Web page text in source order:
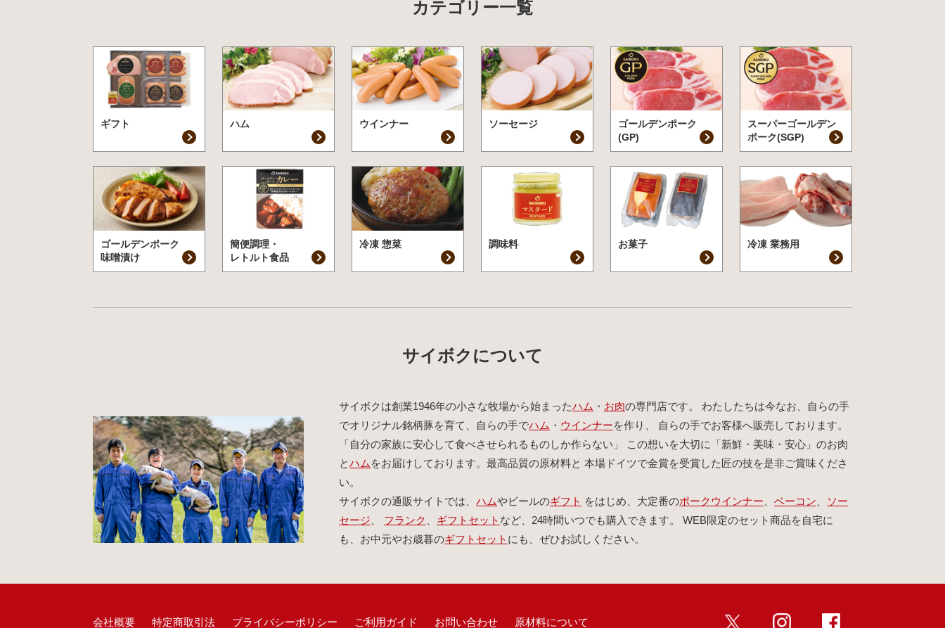
カテゴリー一覧
ギフト ハム ウインナー ソーセージ
ゴールデンポーク
(GP)
スーパーゴールデン
ポーク(SGP)
ゴールデンポーク
味噌漬け
簡便調理・
レトルト食品
冷凍 惣菜 調味料 お菓子 冷凍 業務用
サイボクについて
サイボクは創業1946年の小さな牧場から始まったハム ・ お肉の専門店です。 わたしたちは今なお、自らの手
でオリジナル銘柄豚を育て、自らの手でハム ・ ウインナーを作り、 自らの手でお客様へ販売しております。
「自分の家族に安心して食べさせられるものしか作らない」 この想いを大切に「新鮮・美味・安心」のお肉
とハム をお届けしております。最高品質の原材料と 本場ドイツで金賞を受賞した匠の技を是非ご賞味くださ
い。
サイボクの通販サイトでは、 ハムやビールのギフト をはじめ、大定番のポークウインナー ベーコン
ソー
セージ
フランク ギフトセット など、24時間いつでも購入できます。 WEB限定のセット商品を自宅に
も、お中元やお歳暮のギフトセット にも、ぜひお試しください。
会社概要 特定商取引法 プライバシーポリシー ご利用ガイド お問い合わせ 原材料について
twitter インスタ